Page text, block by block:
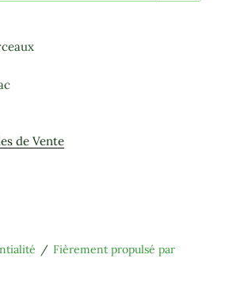
de Vente
Fièrement propulsé par